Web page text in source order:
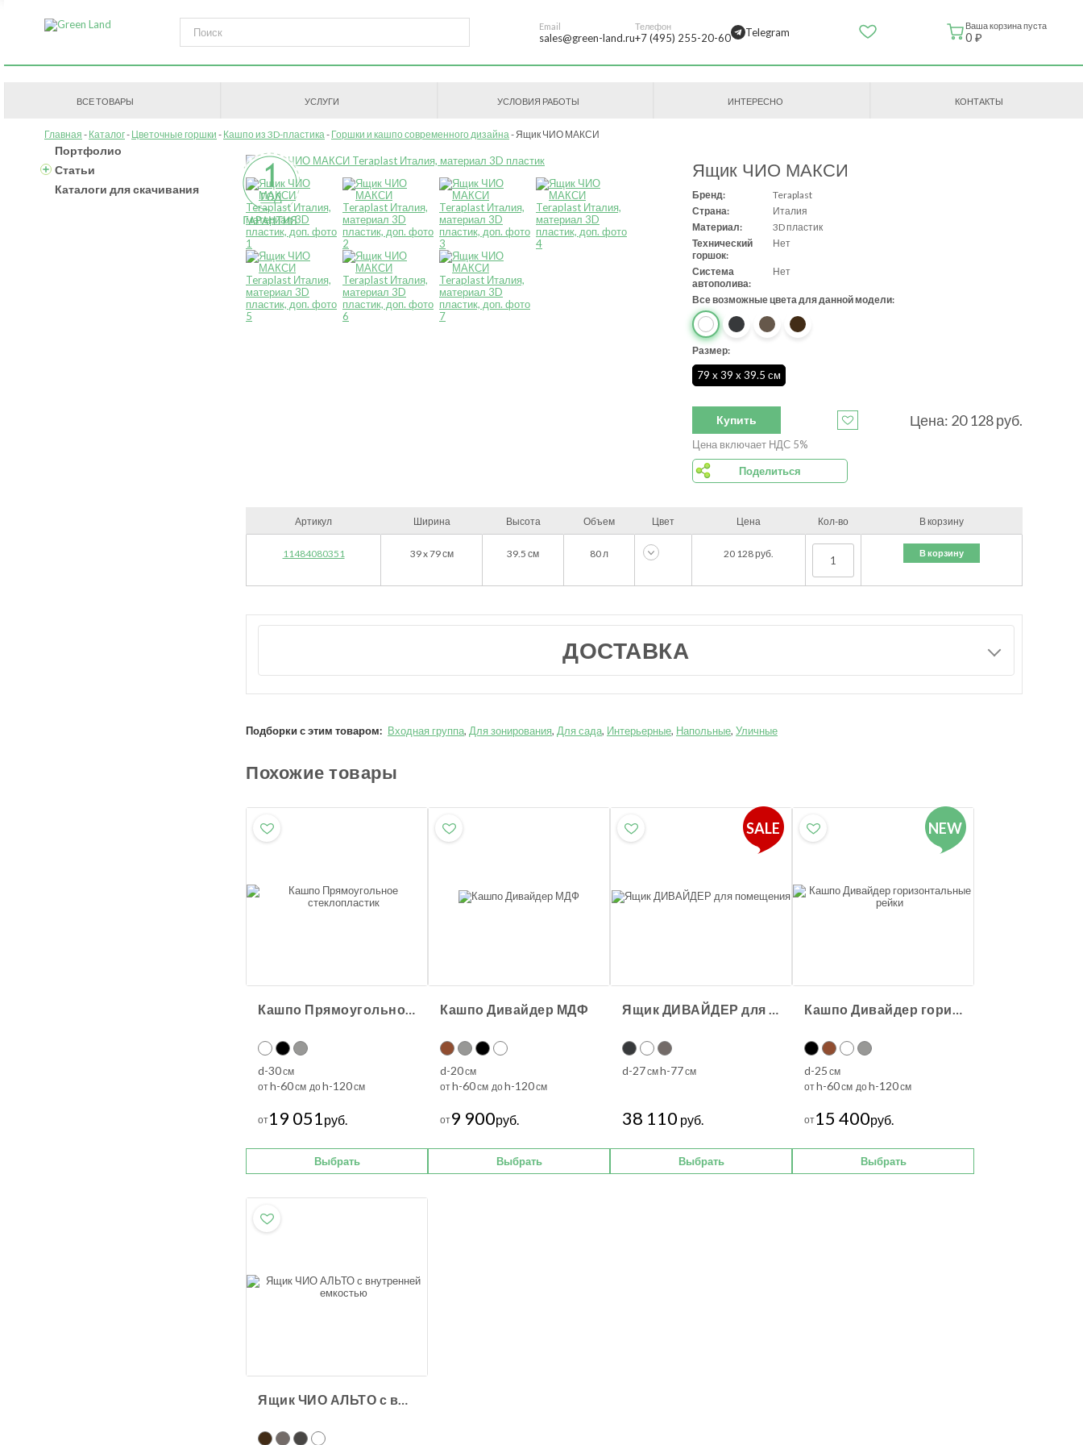
Email
sales@green-land.ru
Телефон
+7 (495) 255-20-60 Telegram Ваша корзина пуста
0 ₽
ВСЕ ТОВАРЫ УСЛУГИ УСЛОВИЯ РАБОТЫ ИНТЕРЕСНО КОНТАКТЫ
Главная Каталог Цветочные горшки Кашпо из 3D-пластика Горшки и кашпо современного дизайна Ящик ЧИО МАКСИ
Портфолио
Статьи
Каталоги для скачивания
Ящик ЧИО МАКСИ
Бренд:
Teraplast
Страна:
Италия
Материал:
3D пластик
Технический
горшок:
Нет
Система
автополива:
Нет
Все возможные цвета для данной модели:
Размер:
79 x 39 x 39.5 см
Купить Цена: 20 128руб.
Цена включает НДС 5%
Поделиться
Артикул Ширина Высота Объем Цвет Цена Кол-во В корзину
11484080351 39 x 79см 39.5 см 80 л 20 128руб. В корзину
ДОСТАВКА
Подборки с этим товаром: Входная группа, Для зонирования, Для сада, Интерьерные, Напольные, Уличные
Похожие товары
Кашпо Прямоугольное стеклопластик
d-30см
отh-60см доh-120см
от19 051руб.
Выбрать
Кашпо Дивайдер МДФ
d-20см
отh-60см доh-120см
от9 900руб.
Выбрать
SALE
Ящик ДИВАЙДЕР для помещения
d-27смh-77см
38 110 руб.
Выбрать
NEW
Кашпо Дивайдер горизонтальные рейки
d-25 см
отh-60см доh-120см
от15 400руб.
Выбрать
Ящик ЧИО АЛЬТО с внутренней емкостью